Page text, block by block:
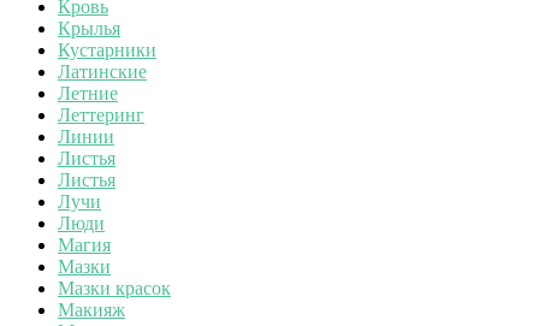
Кровь
Крылья
Кустарники
Латинские
Летние
Леттеринг
Линии
Листья
Листья
Лучи
Люди
Магия
Мазки
Мазки красок
Макияж